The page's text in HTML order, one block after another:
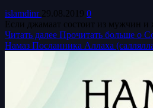
islamdinr 29.08.2019 0
Если джамаат состоит из мужчин и
Читать далее Прочитать больше о
Намаз Посланника Аллаха